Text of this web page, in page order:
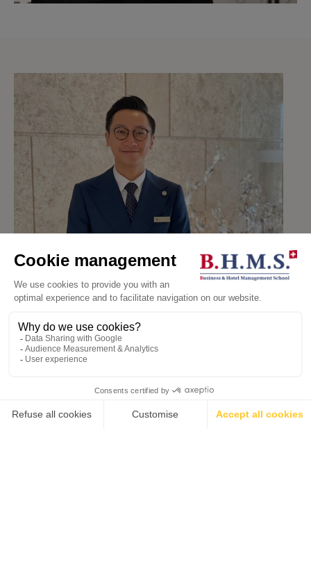
Au cours de mes études à la BHMS, j'ai entrepris un
permis d'affiner mes compétences grâce à trois
stages qui m'ont ouvert la voie à de nouvelles